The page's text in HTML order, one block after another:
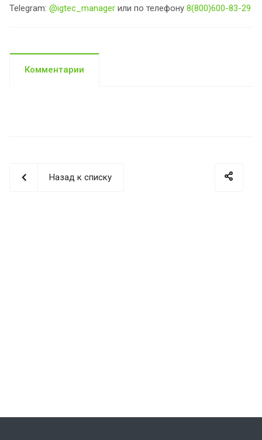
Telegram: @igtec_manager или по телефону 8(800)600-83-29
Комментарии
Назад к списку